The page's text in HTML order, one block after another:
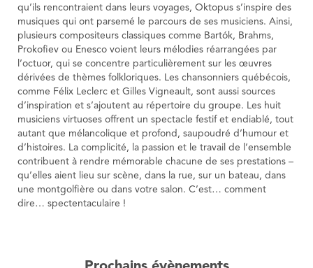
qu’ils rencontraient dans leurs voyages, Oktopus s’inspire des
musiques qui ont parsemé le parcours de ses musiciens. Ainsi,
plusieurs compositeurs classiques comme Bartók, Brahms,
Prokofiev ou Enesco voient leurs mélodies réarrangées par
l’octuor, qui se concentre particulièrement sur les œuvres
dérivées de thèmes folkloriques. Les chansonniers québécois,
comme Félix Leclerc et Gilles Vigneault, sont aussi sources
d’inspiration et s’ajoutent au répertoire du groupe. Les huit
musiciens virtuoses offrent un spectacle festif et endiablé, tout
autant que mélancolique et profond, saupoudré d’humour et
d’histoires. La complicité, la passion et le travail de l’ensemble
contribuent à rendre mémorable chacune de ses prestations –
qu’elles aient lieu sur scène, dans la rue, sur un bateau, dans
une montgolfière ou dans votre salon. C’est… comment
dire… spectentaculaire !